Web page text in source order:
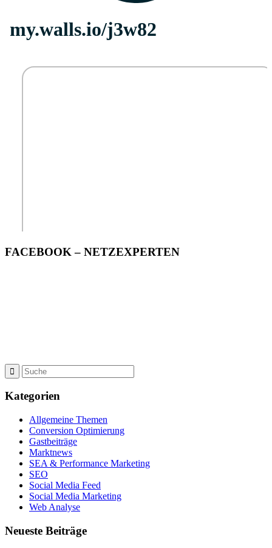
FACEBOOK – NETZEXPERTEN
Kategorien
Allgemeine Themen
Conversion Optimierung
Gastbeiträge
Marktnews
SEA & Performance Marketing
SEO
Social Media Feed
Social Media Marketing
Web Analyse
Neueste Beiträge